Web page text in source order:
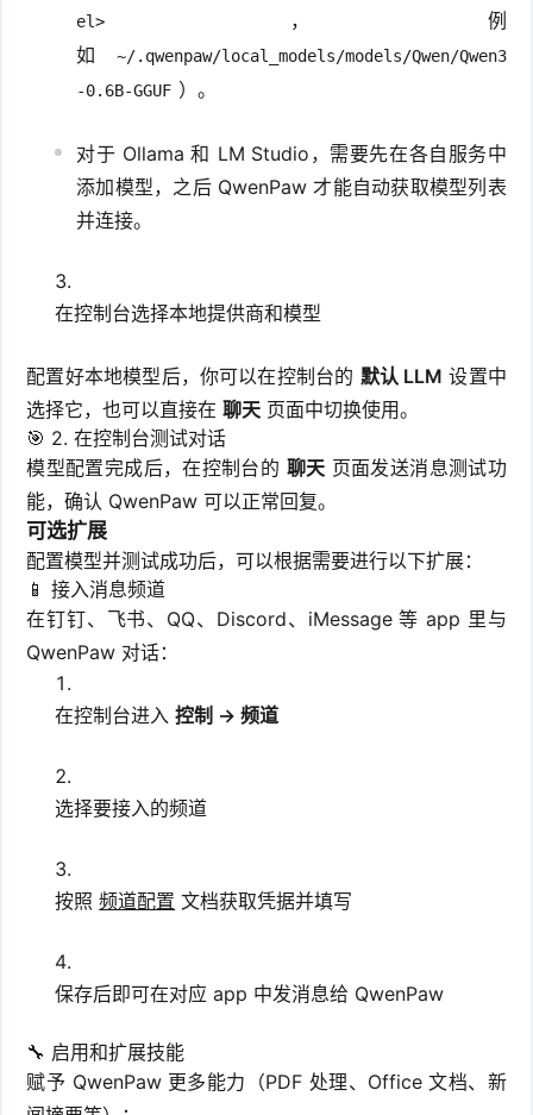
el>
，例
如
~/.qwenpaw/local_models/models/Qwen/Qwen3
-0.6B-GGUF ）。
对于 Ollama 和 LM Studio，需要先在各自服务中
添加模型，之后 QwenPaw 才能自动获取模型列表
并连接。
在控制台选择本地提供商和模型
配置好本地模型后，你可以在控制台的 默认 LLM 设置中
选择它，也可以直接在聊天 页面中切换使用。
🎯 2. 在控制台测试对话
模型配置完成后，在控制台的 聊天 页面发送消息测试功
能，确认 QwenPaw 可以正常回复。
可选扩展
配置模型并测试成功后，可以根据需要进行以下扩展：
📱 接入消息频道
在钉钉、飞书、QQ、Discord、iMessage 等 app 里与
QwenPaw 对话：
在控制台进入控制 → 频道
选择要接入的频道
按照频道配置 文档获取凭据并填写
保存后即可在对应 app 中发消息给 QwenPaw
🔧 启用和扩展技能
赋予 QwenPaw 更多能力（PDF 处理、Office 文档、新